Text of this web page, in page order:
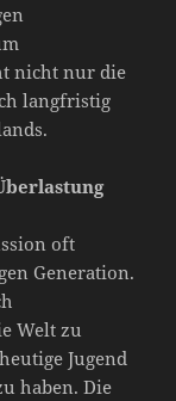
nicht nur die
langfristig
oft
Generation.
Welt zu
Jugend
haben. Die